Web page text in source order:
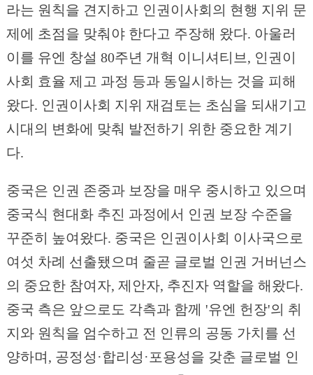
라는 원칙을 견지하고 인권이사회의 현행 지위 문
제에 초점을 맞춰야 한다고 주장해 왔다. 아울러
이를 유엔 창설 80주년 개혁 이니셔티브, 인권이
사회 효율 제고 과정 등과 동일시하는 것을 피해
왔다. 인권이사회 지위 재검토는 초심을 되새기고
시대의 변화에 맞춰 발전하기 위한 중요한 계기
다.
중국은 인권 존중과 보장을 매우 중시하고 있으며
중국식 현대화 추진 과정에서 인권 보장 수준을
꾸준히 높여왔다. 중국은 인권이사회 이사국으로
여섯 차례 선출됐으며 줄곧 글로벌 인권 거버넌스
의 중요한 참여자, 제안자, 추진자 역할을 해왔다.
중국 측은 앞으로도 각측과 함께 '유엔 헌장'의 취
지와 원칙을 엄수하고 전 인류의 공동 가치를 선
양하며, 공정성·합리성·포용성을 갖춘 글로벌 인